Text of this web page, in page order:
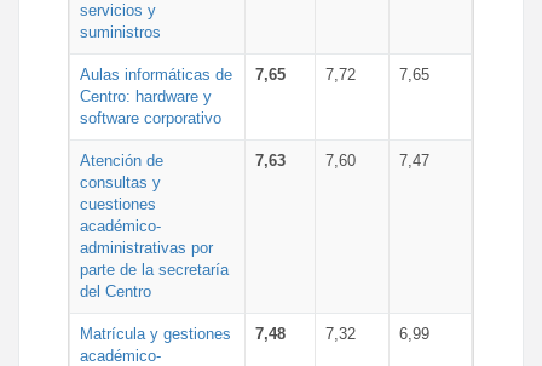
servicios y
suministros
Aulas informáticas de
Centro: hardware y
software corporativo
7,65 7,72 7,65
Atención de
consultas y
cuestiones
académico-
administrativas por
parte de la secretaría
del Centro
7,63 7,60 7,47
Matrícula y gestiones
académico-
7,48 7,32 6,99